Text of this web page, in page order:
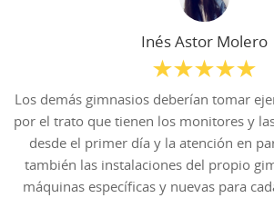
Inés Astor Molero
Los demás gimnasios deberían tomar
por el trato que tienen los monitores y
desde el primer día y la atención en
también las instalaciones del propio
máquinas específicas y nuevas para